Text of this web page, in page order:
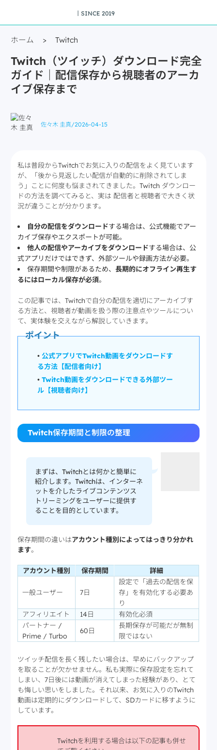
丨SINCE 2019
ホーム > Twitch
Twitch（ツイッチ）ダウンロード完全
ガイド｜配信保存から視聴者のアーカ
イブ保存まで
佐々木 圭真/2026-04-15
私は普段からTwitchでお気に入りの配信をよく見ています
が、「後から見返したい配信が自動的に削除されてしま
う」ことに何度も悩まされてきました。Twitch ダウンロー
ドの方法を調べてみると、実は 配信者と視聴者で大きく状
況が違うことが分かります。
自分の配信をダウンロードする場合は、公式機能でアー
カイブ保存やエクスポートが可能。
他人の配信やアーカイブをダウンロードする場合は、公
式アプリだけではできず、外部ツールや録画方法が必要。
保存期間や制限があるため、長期的にオフライン再生す
るにはローカル保存が必須。
この記事では、Twitchで自分の配信を適切にアーカイブす
る方法と、視聴者が動画を扱う際の注意点やツールについ
て、実体験を交えながら解説していきます。
ポイント
•公式アプリでTwitch動画をダウンロードす
る方法【配信者向け】
•Twitch動画をダウンロードできる外部ツー
ル【視聴者向け】
Twitch保存期間と制限の整理
まずは、Twitchとは何かと簡単に
紹介します。Twitchは、インターネ
ットを介したライブコンテンツス
トリーミングをユーザーに提供す
ることを目的としています。
保存期間の違いはアカウント種別によってはっきり分かれ
ます。
アカウント種別 保存期間 詳細
一般ユーザー 7日
設定で「過去の配信を保
存」を有効化する必要あ
り
アフィリエイト
14日
有効化必須
パートナー /
Prime / Turbo
60日
長期保存が可能だが無制
限ではない
ツイッチ配信を長く残したい場合は、早めにバックアップ
を取ることが欠かせません。私も実際に保存設定を忘れて
しまい、7日後には動画が消えてしまった経験があり、とて
も悔しい思いをしました。それ以来、お気に入りのTwitch
動画は定期的にダウンロードして、SDカードに移すように
しています。
Twitchを利用する場合は以下の記事も併せ